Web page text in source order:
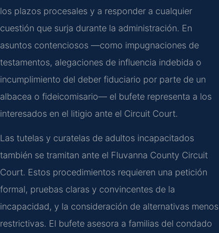
los plazos procesales y a responder a cualquier
cuestión que surja durante la administración. En
asuntos contenciosos —como impugnaciones de
testamentos, alegaciones de influencia indebida o
incumplimiento del deber fiduciario por parte de un
albacea o fideicomisario— el bufete representa a los
interesados en el litigio ante el Circuit Court.
Las tutelas y curatelas de adultos incapacitados
también se tramitan ante el Fluvanna County Circuit
Court. Estos procedimientos requieren una petición
formal, pruebas claras y convincentes de la
incapacidad, y la consideración de alternativas menos
restrictivas. El bufete asesora a familias del condado